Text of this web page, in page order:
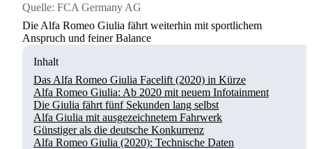
Inhalt
Das Alfa Romeo Giulia Facelift (2020) in Kürze
Alfa Romeo Giulia: Ab 2020 mit neuem Infotainment
Die Giulia fährt fünf Sekunden lang selbst
Alfa Giulia mit ausgezeichnetem Fahrwerk
Günstiger als die deutsche Konkurrenz
Alfa Romeo Giulia (2020): Technische Daten
Quelle: FCA Germany AG
Die Alfa Romeo Giulia fährt weiterhin mit sportlichem
Anspruch und feiner Balance